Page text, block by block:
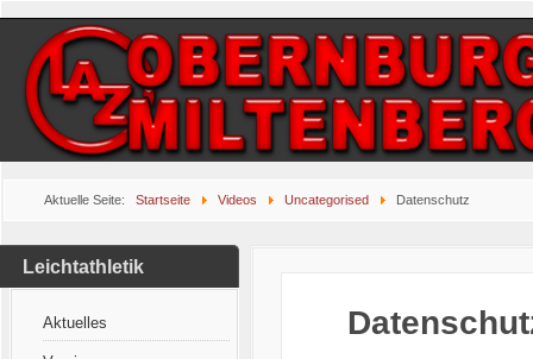
Aktuelle Seite: Startseite Videos Uncategorised Datenschutz
Leichtathletik
Aktuelles